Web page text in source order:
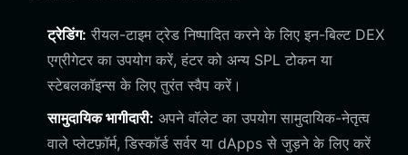
ट्रेडिंग: रीयल-टाइम ट्रेड निष्पादित करने के लिए इन-बिल्ट DEX
एग्रीगेटर का उपयोग करें, हंटर को अन्य SPL टोकन या
स्टेबलकॉइन्स के लिए तुरंत स्वैप करें।
सामुदायिक भागीदारी: अपने वॉलेट का उपयोग सामुदायिक-नेतृत्व
वाले प्लेटफ़ॉर्म, डिस्कॉर्ड सर्वर या dApps से जुड़ने के लिए करें